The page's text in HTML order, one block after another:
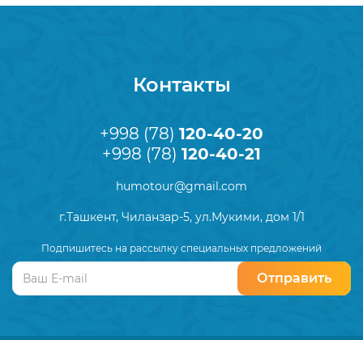
Контакты
+998 (78) 120-40-20
+998 (78) 120-40-21
humotour@gmail.com
г.Ташкент, Чиланзар-5, ул.Мукими, дом 1/1
Подпишитесь на рассылку специальных предложений
Отправить